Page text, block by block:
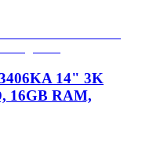
14" 3K
16GB RAM,